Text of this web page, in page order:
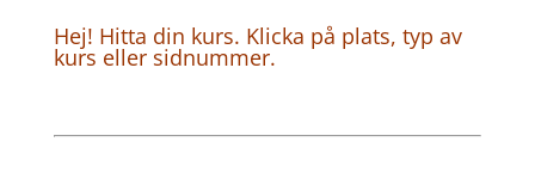
Hej! Hitta din kurs. Klicka på plats, typ av
kurs eller sidnummer.